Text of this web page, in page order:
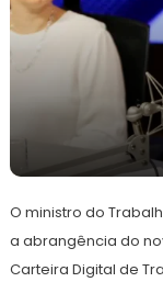
março
de
O ministro do
a abrangência do
Carteira Digital de